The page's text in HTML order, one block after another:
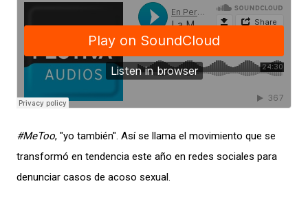
#MeToo, "yo también". Así se llama el movimiento que se
transformó en tendencia este año en redes sociales para
denunciar casos de acoso sexual.